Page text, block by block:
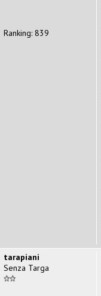
Ranking: 839
tarapiani
Senza Targa